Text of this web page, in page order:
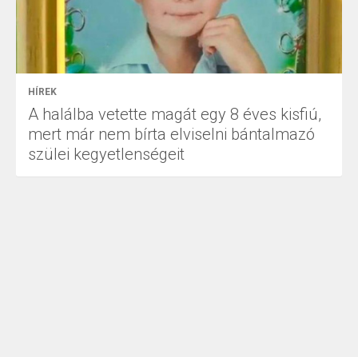
HÍREK
A halálba vetette magát egy 8 éves kisfiú,
mert már nem bírta elviselni bántalmazó
szülei kegyetlenségeit